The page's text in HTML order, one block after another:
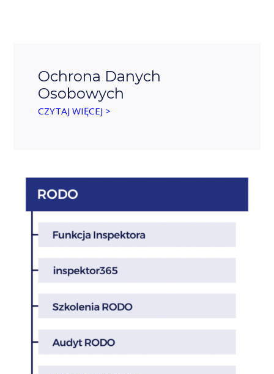
Ochrona Danych
Osobowych
CZYTAJ WIĘCEJ >